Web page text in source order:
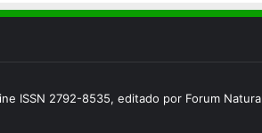
ISSN 2792-8535, editado por Forum Natura